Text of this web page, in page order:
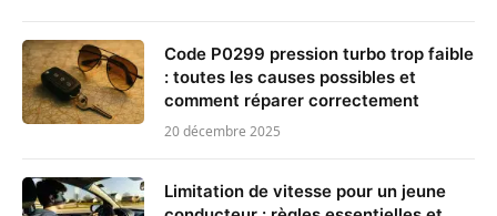
Code P0299 pression turbo trop faible
: toutes les causes possibles et
comment réparer correctement
20 décembre 2025
Limitation de vitesse pour un jeune